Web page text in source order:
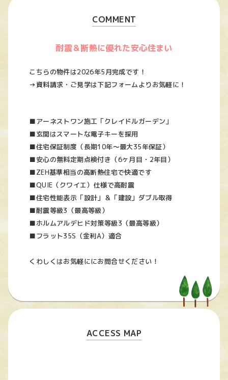
COMMENT
耐震＆断熱に優れた安心住まい
こちらの物件は2026年5月完成です！
→資料請求・ご見学は下記フォームよりお気軽に！
■アーネストワン施工「クレイドルガーデン」
■玄関はスマートな電子キーを採用
■住宅保証制度（長期10年～最大35年保証）
■安心の無料定期点検付き（6ヶ月目・2年目）
■ZEH基準相当の高断熱住宅で快適です
■QUIE（クワイエ）仕様で高耐震
■住宅性能表示「設計」＆「建設」ダブル取得
■耐震等級3（最高等級）
■ホルムアルデヒド対策等級3（最高等級）
■フラット35S（金利A）適合
くわしくはお気軽ににお問合せください！
ACCESS MAP